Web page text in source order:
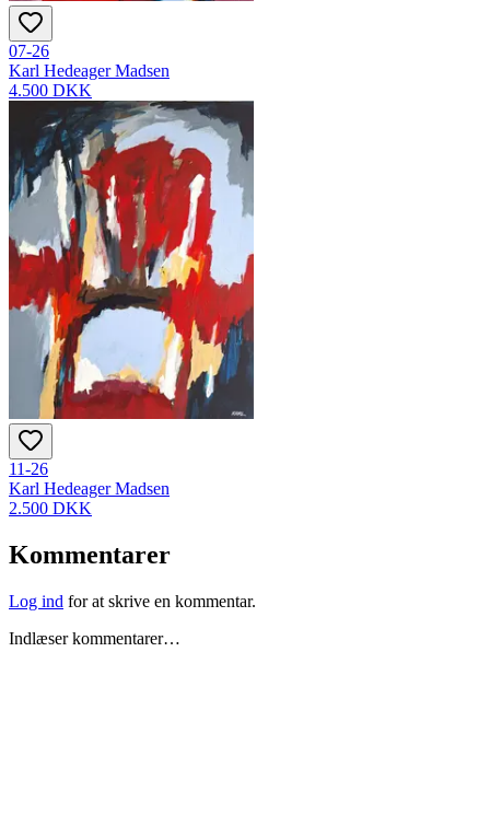
07-26
Karl Hedeager Madsen
4.500 DKK
11-26
Karl Hedeager Madsen
2.500 DKK
Kommentarer
Log ind for at skrive en kommentar.
Indlæser kommentarer…